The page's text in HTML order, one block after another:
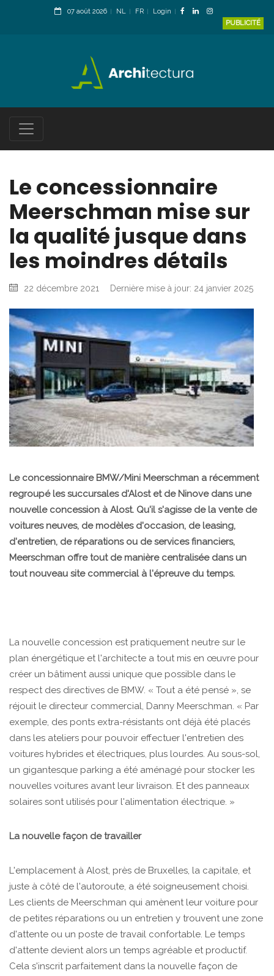
07 août 2026 NL FR
Login
PUBLICITÉ
Le concessionnaire
Meerschman mise sur
la qualité jusque dans
les moindres détails
22 décembre 2021 Dernière mise à jour: 24 janvier 2025
Le concessionnaire BMW/Mini Meerschman a récemment
regroupé les succursales d'Alost et de Ninove dans une
nouvelle concession à Alost. Qu'il s'agisse de la vente de
voitures neuves, de modèles d'occasion, de leasing,
d'entretien, de réparations ou de services financiers,
Meerschman offre tout de manière centralisée dans un
tout nouveau site commercial à l'épreuve du temps.
La nouvelle concession est pratiquement neutre sur le
plan énergétique et l'architecte a tout mis en œuvre pour
créer un bâtiment aussi unique que possible dans le
respect des directives de BMW. « Tout a été pensé », se
réjouit le directeur commercial, Danny Meerschman. « Par
exemple, des ponts extra-résistants ont déjà été placés
dans les ateliers pour pouvoir effectuer l'entretien des
voitures hybrides et électriques, plus lourdes. Au sous-sol,
un gigantesque parking a été aménagé pour stocker les
nouvelles voitures avant leur livraison. Et des panneaux
solaires sont utilisés pour l'alimentation électrique. »
La nouvelle façon de travailler
L'emplacement à Alost, près de Bruxelles, la capitale, et
juste à côté de l'autoroute, a été soigneusement choisi.
Les clients de Meerschman qui amènent leur voiture pour
de petites réparations ou un entretien y trouvent une zone
d'attente ou un poste de travail confortable. Le temps
d'attente devient alors un temps agréable et productif.
Cela s'inscrit parfaitement dans la nouvelle façon de